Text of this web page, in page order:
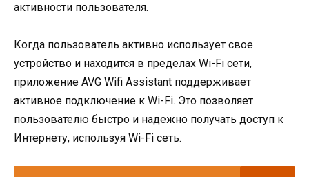
активности пользователя.
Когда пользователь активно использует свое
устройство и находится в пределах Wi-Fi сети,
приложение AVG Wifi Assistant поддерживает
активное подключение к Wi-Fi. Это позволяет
пользователю быстро и надежно получать доступ к
Интернету, используя Wi-Fi сеть.